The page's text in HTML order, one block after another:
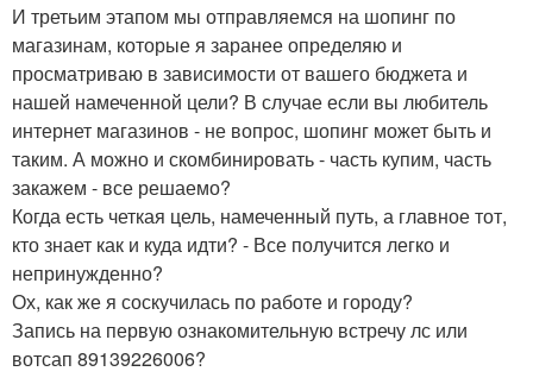
И третьим этапом мы отправляемся на шопинг по
магазинам, которые я заранее определяю и
просматриваю в зависимости от вашего бюджета и
нашей намеченной цели? В случае если вы любитель
интернет магазинов - не вопрос, шопинг может быть и
таким. А можно и скомбинировать - часть купим, часть
закажем - все решаемо?
Когда есть четкая цель, намеченный путь, а главное тот,
кто знает как и куда идти? - Все получится легко и
непринужденно?
Ох, как же я соскучилась по работе и городу?
Запись на первую ознакомительную встречу лс или
вотсап 89139226006?